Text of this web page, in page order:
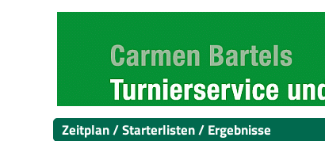
Zeitplan / Starterlisten / Ergebnisse